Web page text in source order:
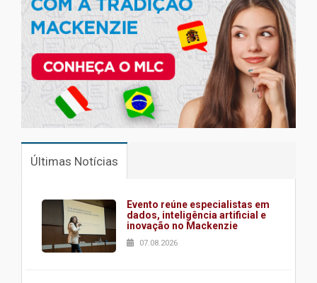
Últimas Notícias
Evento reúne especialistas em
dados, inteligência artificial e
inovação no Mackenzie
07.08.2026